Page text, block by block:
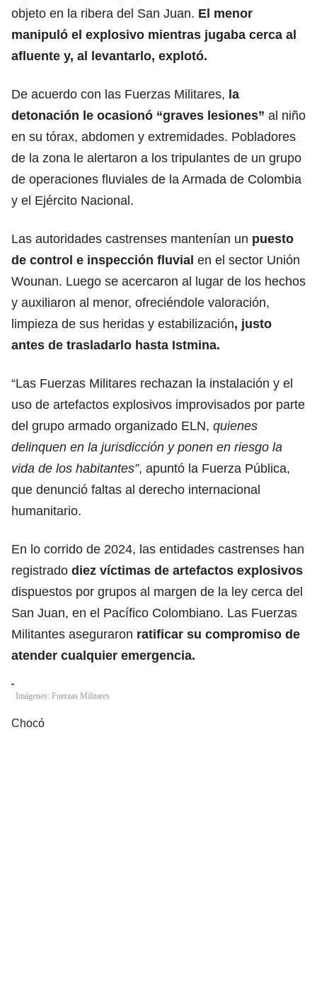
objeto en la ribera del San Juan. El menor
manipuló el explosivo mientras jugaba cerca al
afluente y, al levantarlo, explotó.
De acuerdo con las Fuerzas Militares, la
detonación le ocasionó “graves lesiones” al niño
en su tórax, abdomen y extremidades. Pobladores
de la zona le alertaron a los tripulantes de un grupo
de operaciones fluviales de la Armada de Colombia
y el Ejército Nacional.
Las autoridades castrenses mantenían un puesto
de control e inspección fluvial en el sector Unión
Wounan. Luego se acercaron al lugar de los hechos
y auxiliaron al menor, ofreciéndole valoración,
limpieza de sus heridas y estabilización, justo
antes de trasladarlo hasta Istmina.
“Las Fuerzas Militares rechazan la instalación y el
uso de artefactos explosivos improvisados por parte
del grupo armado organizado ELN, quienes
delinquen en la jurisdicción y ponen en riesgo la
vida de los habitantes”, apuntó la Fuerza Pública,
que denunció faltas al derecho internacional
humanitario.
En lo corrido de 2024, las entidades castrenses han
registrado diez víctimas de artefactos explosivos
dispuestos por grupos al margen de la ley cerca del
San Juan, en el Pacífico Colombiano. Las Fuerzas
Militantes aseguraron ratificar su compromiso de
atender cualquier emergencia.
Imágenes: Fuerzas Militares
Chocó